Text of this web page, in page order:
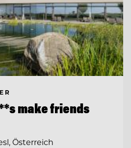
make friends
Österreich